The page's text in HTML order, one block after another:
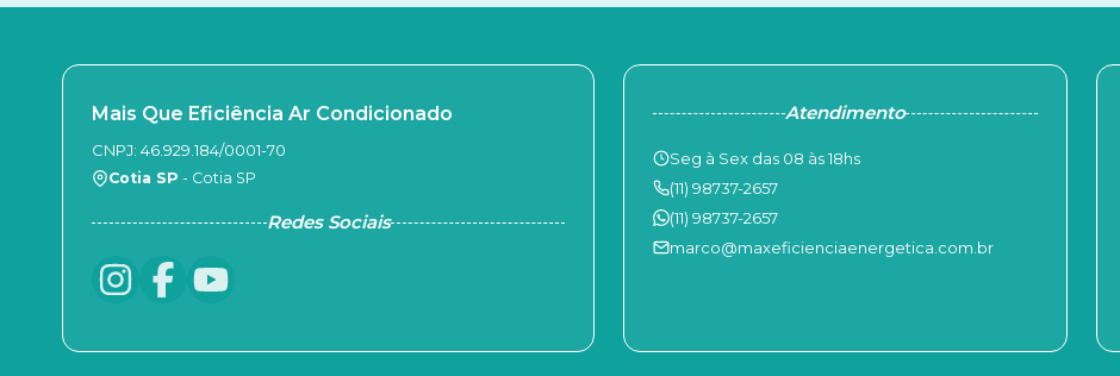
Mais Que Eficiência Ar Condicionado
CNPJ: 46.929.184/0001-70
Cotia SP - Cotia SP
Redes Sociais
Atendimento
Seg à Sex das 08 às 18hs
(11) 98737-2657
(11) 98737-2657
marco@maxeficienciaenergetica.com.br